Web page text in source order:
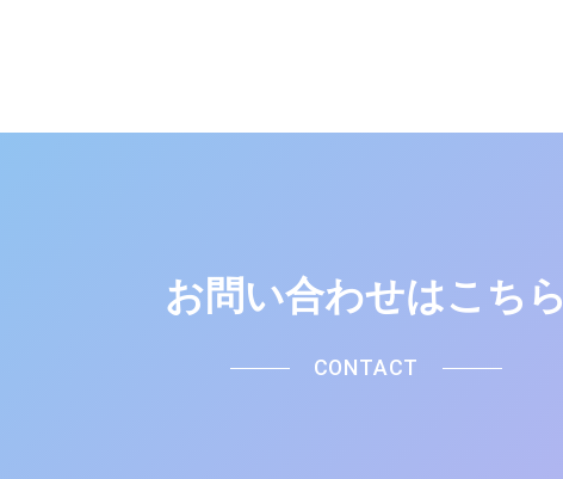
お問い合わせはこちら
CONTACT